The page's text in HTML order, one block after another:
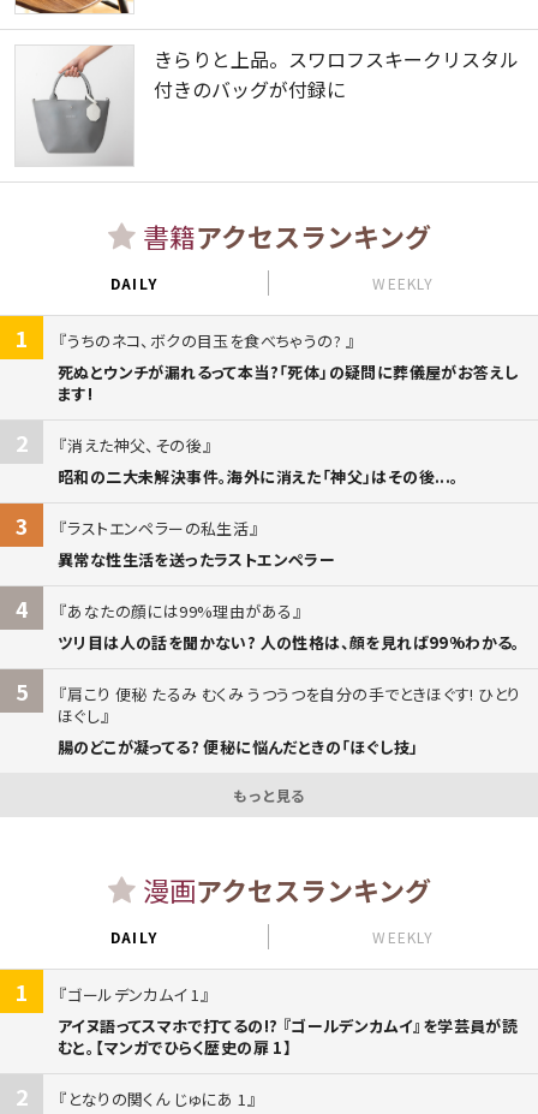
きらりと上品。スワロフスキークリスタル
付きのバッグが付録に
書籍アクセスランキング
DAILY WEEKLY
1
うちのネコ、ボクの目玉を食べちゃうの?
死ぬとウンチが漏れるって本当?「死体」の疑問に葬儀屋がお答えし
ます!
2
消えた神父、その後
昭和の二大未解決事件。海外に消えた「神父」はその後...。
3
ラストエンペラーの私生活
異常な性生活を送ったラストエンペラー
4
あなたの顔には99%理由がある
ツリ目は人の話を聞かない? 人の性格は、顔を見れば99%わかる。
5
肩こり 便秘 たるみ むくみ うつうつを自分の手でときほぐす! ひとり
ほぐし
腸のどこが凝ってる? 便秘に悩んだときの「ほぐし技」
もっと見る
漫画アクセスランキング
DAILY WEEKLY
1
ゴールデンカムイ 1
アイヌ語ってスマホで打てるの!? 『ゴールデンカムイ』を学芸員が読
むと。【マンガでひらく歴史の扉 1】
2
となりの関くん じゅにあ 1